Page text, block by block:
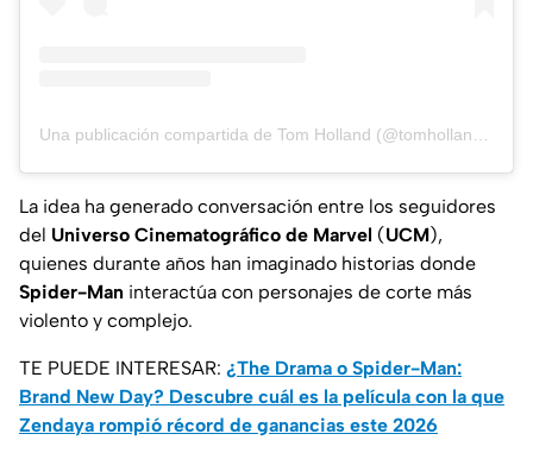
La idea ha generado conversación entre los seguidores
del Universo Cinematográfico de Marvel (UCM),
quienes durante años han imaginado historias donde
Spider-Man interactúa con personajes de corte más
violento y complejo.
TE PUEDE INTERESAR: ¿The Drama o Spider-Man:
Brand New Day? Descubre cuál es la película con la que
Zendaya rompió récord de ganancias este 2026